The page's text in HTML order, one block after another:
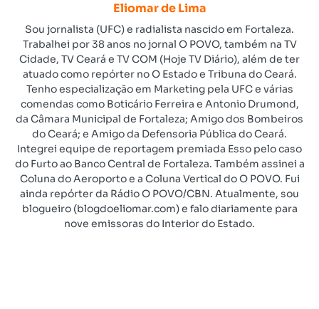
Eliomar de Lima
Sou jornalista (UFC) e radialista nascido em Fortaleza.
Trabalhei por 38 anos no jornal O POVO, também na TV
Cidade, TV Ceará e TV COM (Hoje TV Diário), além de ter
atuado como repórter no O Estado e Tribuna do Ceará.
Tenho especialização em Marketing pela UFC e várias
comendas como Boticário Ferreira e Antonio Drumond,
da Câmara Municipal de Fortaleza; Amigo dos Bombeiros
do Ceará; e Amigo da Defensoria Pública do Ceará.
Integrei equipe de reportagem premiada Esso pelo caso
do Furto ao Banco Central de Fortaleza. Também assinei a
Coluna do Aeroporto e a Coluna Vertical do O POVO. Fui
ainda repórter da Rádio O POVO/CBN. Atualmente, sou
blogueiro (blogdoeliomar.com) e falo diariamente para
nove emissoras do Interior do Estado.